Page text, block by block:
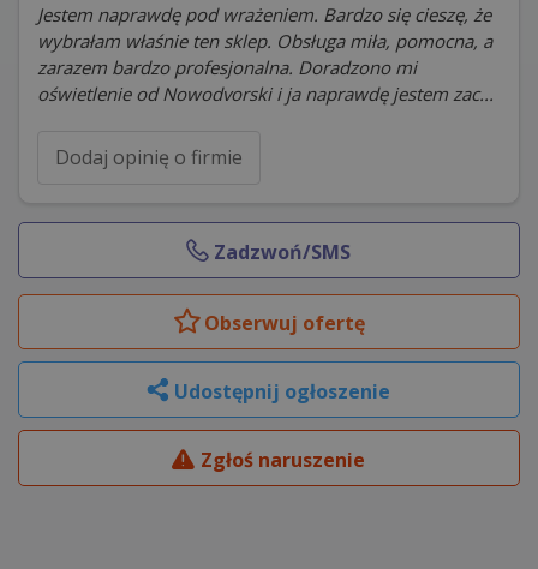
Jestem naprawdę pod wrażeniem. Bardzo się cieszę, że
wybrałam właśnie ten sklep. Obsługa miła, pomocna, a
zarazem bardzo profesjonalna. Doradzono mi
oświetlenie od Nowodvorski i ja naprawdę jestem zac...
Dodaj opinię o firmie
Zadzwoń/SMS
Obserwuj ofertę
Udostępnij ogłoszenie
Zgłoś naruszenie